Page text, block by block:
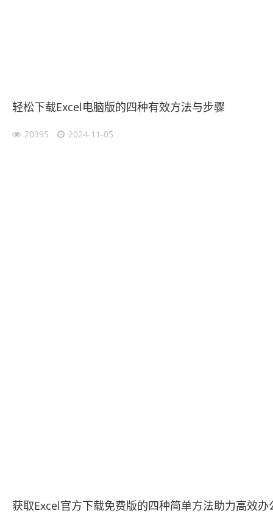
轻松下载Excel电脑版的四种有效方法与步骤
20395 2024-11-05
获取Excel官方下载免费版的四种简单方法助力高效办